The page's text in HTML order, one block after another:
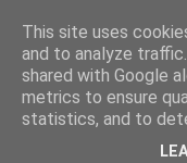
Un peu
coings...
Découvrir le monde.
This site uses
and to analyze
shared with Google
metrics to ensure
statistics, and to